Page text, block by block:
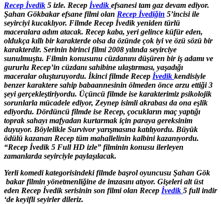
Recep İvedik 5 izle. Recep İvedik efsanesi tam gaz devam ediyor.
Şahan Gökbakar efsane filmi olan Recep İvediğin 5’incisi ile
seyirciyi kucaklıyor. Filmde Recep İvedik yeniden türlü
maceralara adım atacak. Recep kaba, yeri gelince küfür eden,
oldukça kıllı bir karakterde olsa da özünde çok iyi ve özü sözü bir
karakterdir. Serinin birinci filmi 2008 yılında seyirciye
sunulmuştu. Filmin konusunu cüzdanını düşüren bir iş adamı ve
gururlu Recep’in cüzdanı sahibine ulaştırması, yaşadığı
maceralar oluşturuyordu. İkinci filmde Recep İvedik kendisiyle
benzer karaktere sahip babaannesinin ölmeden önce arzu ettiği 3
şeyi gerçekleştiriyordu. Üçüncü filmde ise karakterimiz psikolojik
sorunlarla mücadele ediyor, Zeynep isimli akrabası da ona eşlik
ediyordu. Dördüncü filmde ise Recep, çocukların maç yaptığı
toprak sahayı mafyadan kurtarmak için paraya gereksinim
duyuyor. Böylelikle Survivor yarışmasına katılıyordu. Büyük
ödülü kazanan Recep tüm mahallelinin kalbini kazanıyordu.
“Recep İvedik 5 Full HD izle” filminin konusu ilerleyen
zamanlarda seyirciyle paylaşılacak.
Yerli komedi kategorisindeki filmde başrol oyuncusu Şahan Gök
bakar filmin yönetmenliğine de imzasını atıyor. Gişeleri alt üst
eden Recep İvedik serisinin son filmi olan Recep İvedik 5 full indir
‘de keyifli seyirler dileriz.